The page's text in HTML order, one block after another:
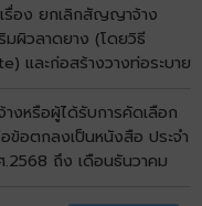
เรื่อง ยกเลิกสัญญาจ้าง
มผิวลาดยาง (โดยวิธี
และก่อสร้างวางท่อระบาย
างหลวงท้องถิ่น
ยเลข 12 (บ้านโคกฟันโปง)
างเลี่ยงเมือง) หมู่ที่ 4,21
งหรือผู้ได้รับการคัดเลือก
อตกลงเป็นหนังสือ ประจำ
ถึง เดือนธันวาคม